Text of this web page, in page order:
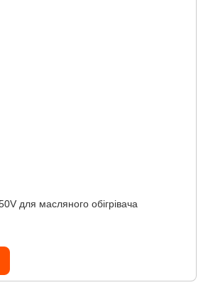
для масляного обігрівача